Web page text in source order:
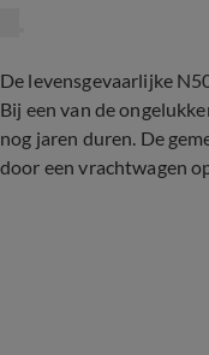
De levensgevaarlijke
Bij een van de
nog jaren duren. De
door een vrachtwagen